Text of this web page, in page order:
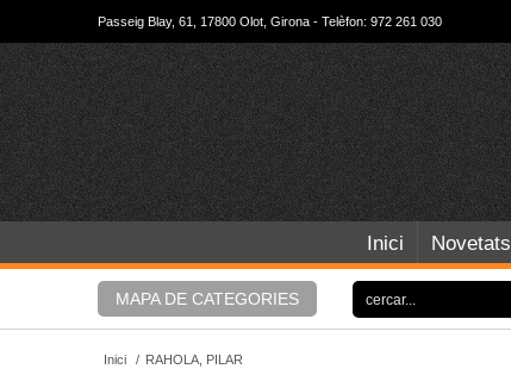
Passeig Blay, 61, 17800 Olot, Girona - Telèfon: 972 261 030
Inici Novetats
MAPA DE CATEGORIES
Inici / RAHOLA, PILAR